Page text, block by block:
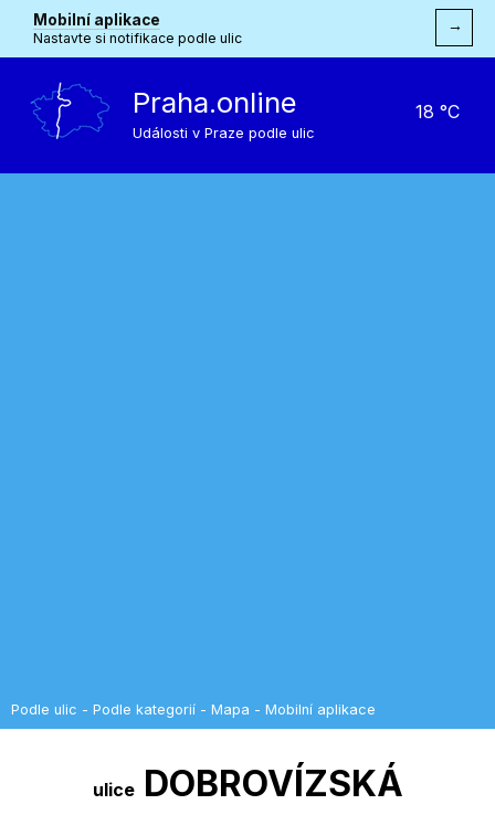
Mobilní aplikace
Nastavte si notifikace podle ulic
→
Praha.online
Události v Praze podle ulic
18 °C
Podle ulic - Podle kategorií - Mapa - Mobilní aplikace
uliceDOBROVÍZSKÁ